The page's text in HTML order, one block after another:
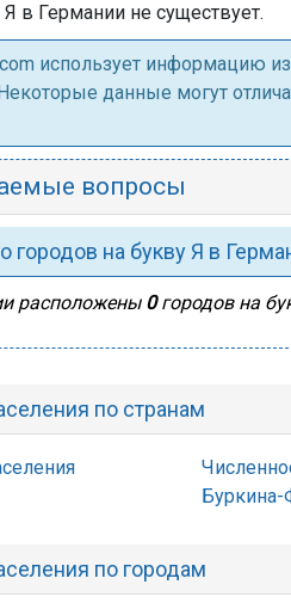
в Германии не существует.
использует информацию
данные могут
вопросы
городов на букву Я в
расположены 0городов на
по странам
Буркина-
по городам